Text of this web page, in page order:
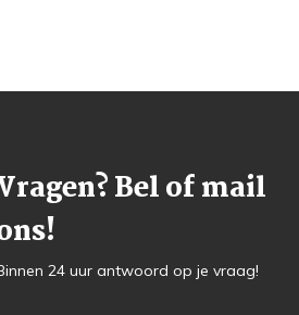
Bel of mail
24 uur antwoord op je vraag!